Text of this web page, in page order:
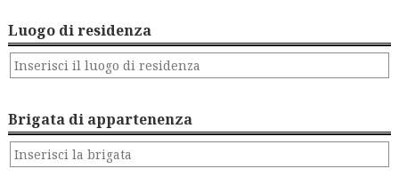
Luogo di residenza
Brigata di appartenenza